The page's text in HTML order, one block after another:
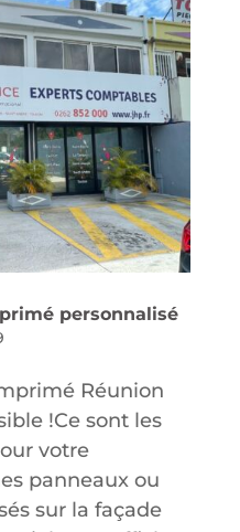
personnalisé
Réunion
!Ce sont les
votre
panneaux ou
sur la façade